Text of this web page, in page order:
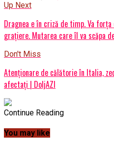
Up Next
Dragnea e în criză de timp. Va
grațiere. Mutarea care îl va scăpa
Don't Miss
Atenționare de călătorie în Italia,
afectați | DoljAZI
Continue Reading
You may like